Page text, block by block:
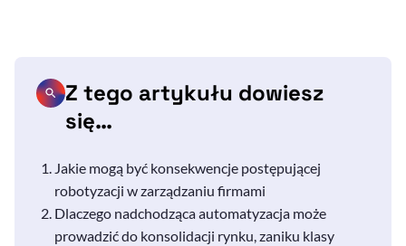
Z tego artykułu dowiesz
się…
Jakie mogą być konsekwencje postępującej
robotyzacji w zarządzaniu firmami
Dlaczego nadchodząca automatyzacja może
prowadzić do konsolidacji rynku, zaniku klasy